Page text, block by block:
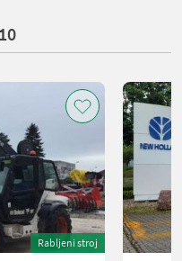
Rabljeni stroj